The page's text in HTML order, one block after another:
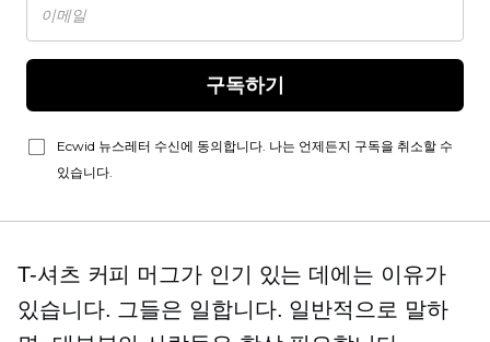
구독하기
Ecwid 뉴스레터 수신에 동의합니다. 나는 언제든지 구독을 취소할 수
있습니다.
T-셔츠 커피 머그가 인기 있는 데에는 이유가
있습니다. 그들은 일합니다. 일반적으로 말하